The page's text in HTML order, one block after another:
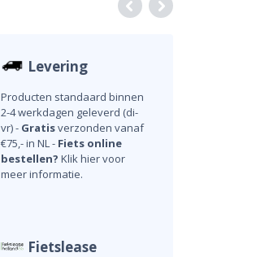
Levering
Producten standaard binnen
2-4 werkdagen geleverd (di-
vr) - Gratisverzonden vanaf
€75,- in NL - Fiets online
bestellen? Klik hier voor
meer informatie.
Fietslease